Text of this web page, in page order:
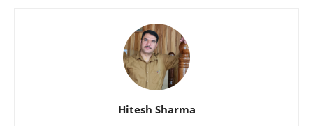
Hitesh Sharma